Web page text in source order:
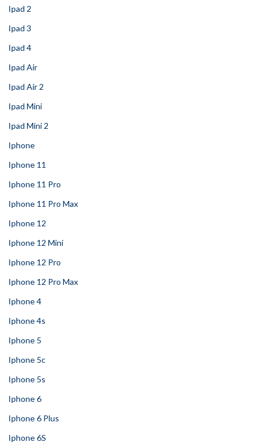
Ipad 2
Ipad 3
Ipad 4
Ipad Air
Ipad Air 2
Ipad Mini
Ipad Mini 2
Iphone
Iphone 11
Iphone 11 Pro
Iphone 11 Pro Max
Iphone 12
Iphone 12 Mini
Iphone 12 Pro
Iphone 12 Pro Max
Iphone 4
Iphone 4s
Iphone 5
Iphone 5c
Iphone 5s
Iphone 6
Iphone 6 Plus
Iphone 6S